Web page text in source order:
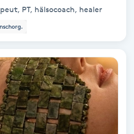
PT, hälsocoach, healer